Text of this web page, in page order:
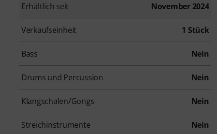
Erhältlich seit November 2024
Verkaufseinheit 1 Stück
Bass Nein
Drums und Percussion Nein
Klangschalen/Gongs Nein
Streichinstrumente Nein